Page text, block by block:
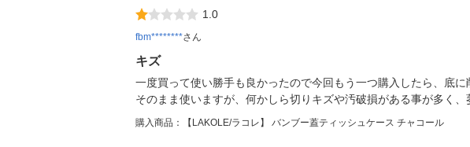
1.0
fbm********さん
キズ
一度買って使い勝手も良かったので今回もう一つ購入したら、底
そのまま使いますが、何かしら切りキズや汚破損がある事が多く
購入商品：【LAKOLE/ラコレ】 バンブー蓋ティッシュケース チャコール